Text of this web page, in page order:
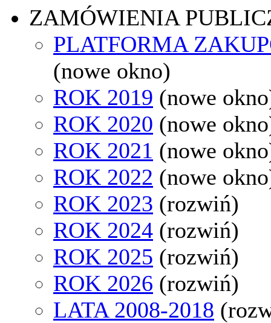
ZAMÓWIENIA
PLATFORMA
(nowe okno)
ROK 2019 (nowe
ROK 2020 (nowe
ROK 2021 (nowe
ROK 2022 (nowe
ROK 2023 (rozwiń)
ROK 2024 (rozwiń)
ROK 2025 (rozwiń)
ROK 2026 (rozwiń)
LATA 2008-2018